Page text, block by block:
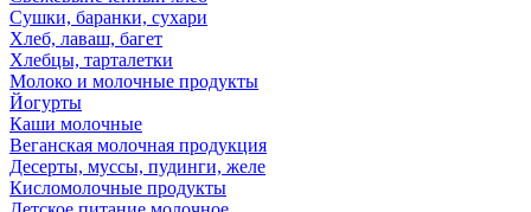
Сушки, баранки, сухари
Хлеб, лаваш, багет
Хлебцы, тарталетки
Молоко и молочные продукты
Йогурты
Каши молочные
Веганская молочная продукция
Десерты, муссы, пудинги, желе
Кисломолочные продукты